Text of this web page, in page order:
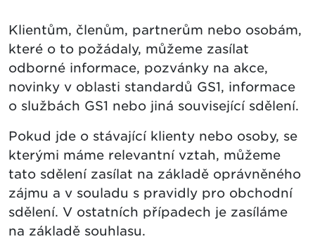
Klientům, členům, partnerům nebo osobám,
které o to požádaly, můžeme zasílat
odborné informace, pozvánky na akce,
novinky v oblasti standardů GS1, informace
o službách GS1 nebo jiná související sdělení.
Pokud jde o stávající klienty nebo osoby, se
kterými máme relevantní vztah, můžeme
tato sdělení zasílat na základě oprávněného
zájmu a v souladu s pravidly pro obchodní
sdělení. V ostatních případech je zasíláme
na základě souhlasu.